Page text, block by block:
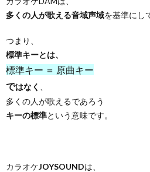
多くの人が歌える音域声域を基準にし
つまり、
標準キーとは、
標準キー ＝ 原曲キー
ではなく
多くの人が歌えるであろう
キーの標準という意味です。
カラオケJOYSOUNDは、